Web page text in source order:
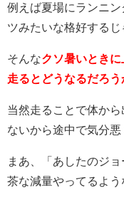
例えば夏場にランニ
ツみたいな格好するじ
そんなクソ暑いとき
走るとどうなるだろう
当然走ることで体か
ないから途中で気分悪
まあ、「あしたのジ
茶な減量やってるよう